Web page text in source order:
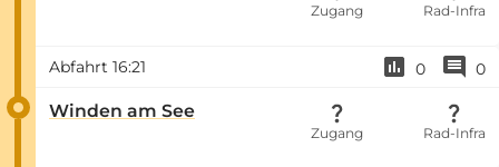
Zugang Rad-Infra
Abfahrt 16:21 0 0
Winden am See
Zugang Rad-Infra